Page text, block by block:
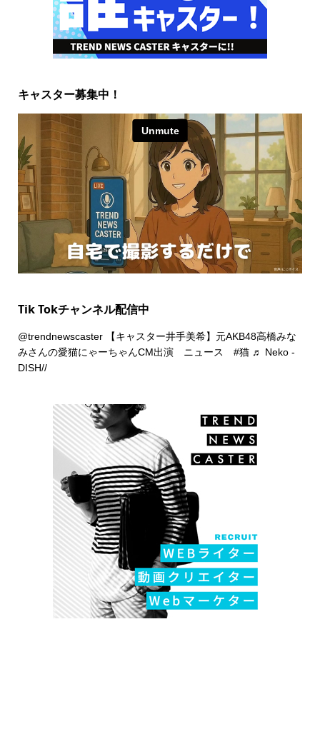
キャスター募集中！
Tik Tokチャンネル配信中
@trendnewscaster【キャスター井手美希】元AKB48高橋みな
みさんの愛猫にゃーちゃんCM出演 ニュース #猫 ♬ Neko -
DISH//